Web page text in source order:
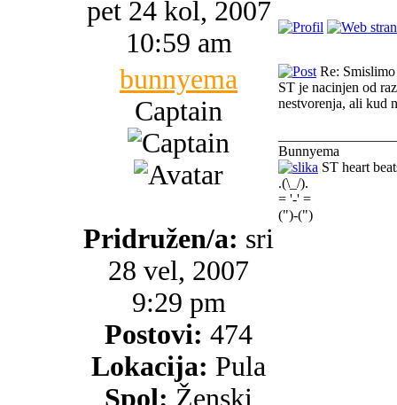
pet 24 kol, 2007
10:59 am
bunnyema
Captain
Pridružen/a: sri
28 vel, 2007
9:29 pm
Postovi: 474
Lokacija: Pula
Spol: Ženski
Re:
ST je nacinjen od
nestvorenja, ali kud
Bunnyema
ST heart
.(\_/).
= '-' =
(")-(")